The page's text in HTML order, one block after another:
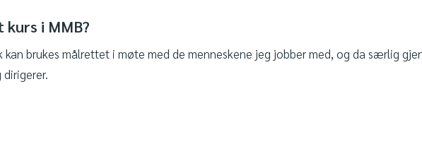
i MMB?
brukes målrettet i møte med de menneskene jeg jobber med, og da særlig